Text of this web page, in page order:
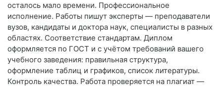
осталось мало времени. Профессиональное
исполнение. Работы пишут эксперты — преподаватели
вузов, кандидаты и доктора наук, специалисты в разных
областях. Соответствие стандартам. Диплом
оформляется по ГОСТ и с учётом требований вашего
учебного заведения: правильная структура,
оформление таблиц и графиков, список литературы.
Контроль качества. Работа проверяется на плагиат —